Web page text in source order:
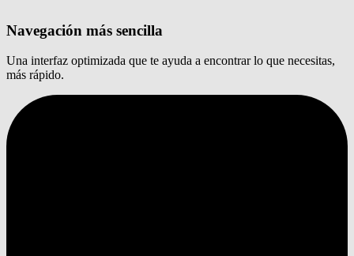
Navegación más sencilla
Una interfaz optimizada que te ayuda a encontrar lo que necesitas,
más rápido.